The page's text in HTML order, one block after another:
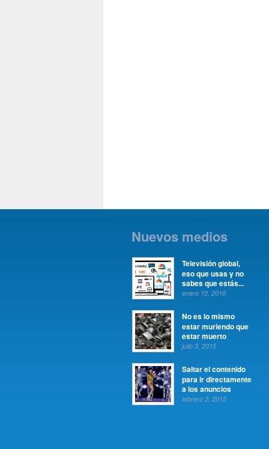
Nuevos medios
Televisión global,
eso que usas y no
sabes que estás...
enero 15, 2016
No es lo mismo
estar muriendo que
estar muerto
julio 3, 2015
Saltar el contenido
para ir directamente
a los anuncios
febrero 2, 2015